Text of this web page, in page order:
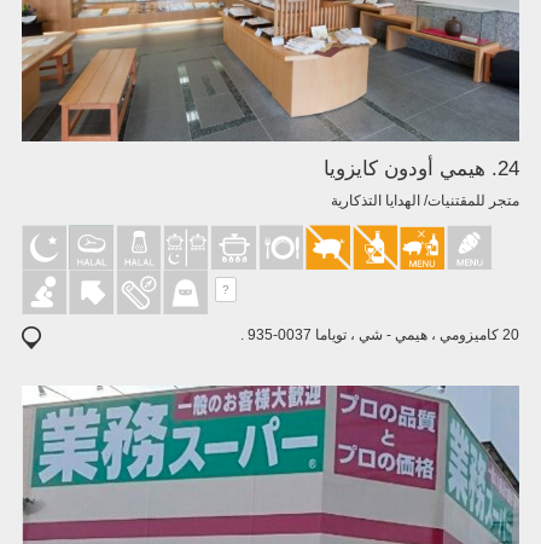
24. هيمي أودون كايزويا
متجر للمقتنيات/ الهدايا التذكارية
?
20 كاميزومي ، هيمي - شي ، توياما 0037-935 .